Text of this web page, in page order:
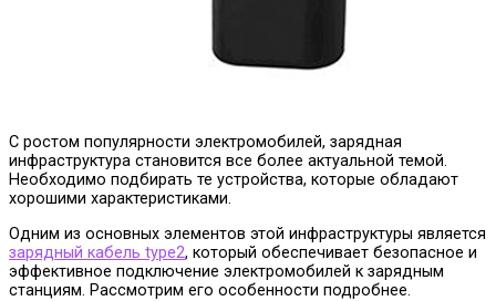
С ростом популярности электромобилей, зарядная
инфраструктура становится все более актуальной темой.
Необходимо подбирать те устройства, которые обладают
хорошими характеристиками.
Одним из основных элементов этой инфраструктуры является
зарядный кабель type2, который обеспечивает безопасное и
эффективное подключение электромобилей к зарядным
станциям. Рассмотрим его особенности подробнее.